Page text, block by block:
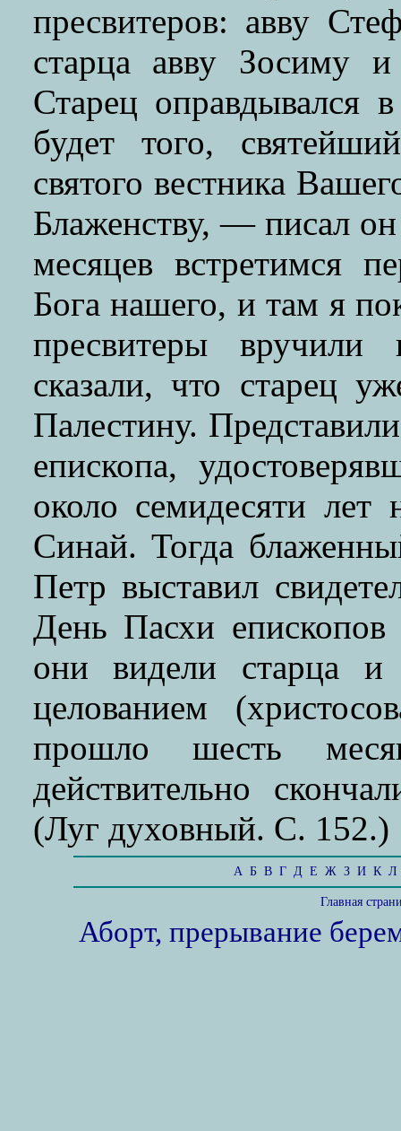
пресвитеров: авву
старца авву Зосиму
Старец оправдывался
будет того,
святого вестника
Блаженству, — писал
месяцев встретимся
Бога нашего, и там я
пресвитеры вручили
сказали, что старец
Палестину.
епископа,
около семидесяти лет
Синай. Тогда
Петр выставил
День Пасхи
они видели старца и
целованием
прошло шесть
действительно
(Луг духовный. С. 152.)
А Б В Г Д Е Ж З И К Л
Главная
Аборт, прерывание